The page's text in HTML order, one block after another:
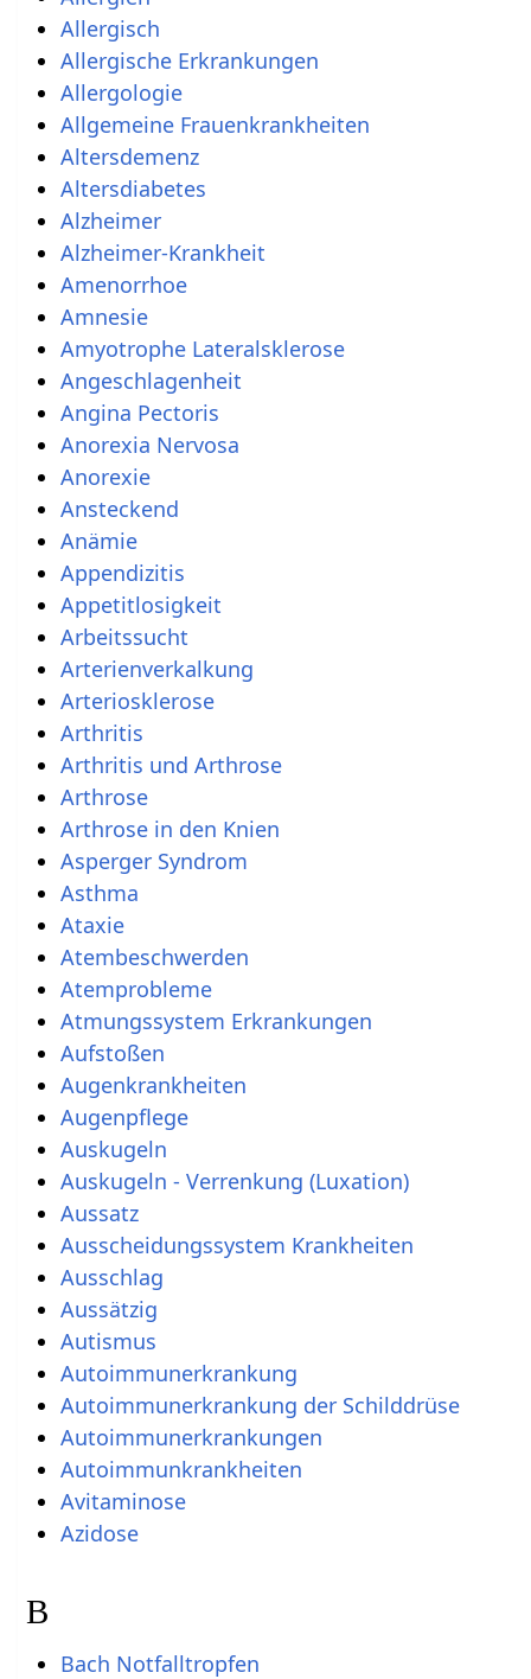
Allergisch
Allergische Erkrankungen
Allergologie
Allgemeine Frauenkrankheiten
Altersdemenz
Altersdiabetes
Alzheimer
Alzheimer-Krankheit
Amenorrhoe
Amnesie
Amyotrophe Lateralsklerose
Angeschlagenheit
Angina Pectoris
Anorexia Nervosa
Anorexie
Ansteckend
Anämie
Appendizitis
Appetitlosigkeit
Arbeitssucht
Arterienverkalkung
Arteriosklerose
Arthritis
Arthritis und Arthrose
Arthrose
Arthrose in den Knien
Asperger Syndrom
Asthma
Ataxie
Atembeschwerden
Atemprobleme
Atmungssystem Erkrankungen
Aufstoßen
Augenkrankheiten
Augenpflege
Auskugeln
Auskugeln - Verrenkung (Luxation)
Aussatz
Ausscheidungssystem Krankheiten
Ausschlag
Aussätzig
Autismus
Autoimmunerkrankung
Autoimmunerkrankung der Schilddrüse
Autoimmunerkrankungen
Autoimmunkrankheiten
Avitaminose
Azidose
B
Bach Notfalltropfen